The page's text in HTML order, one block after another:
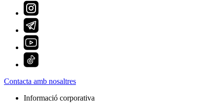
Contacta amb nosaltres
Informació corporativa